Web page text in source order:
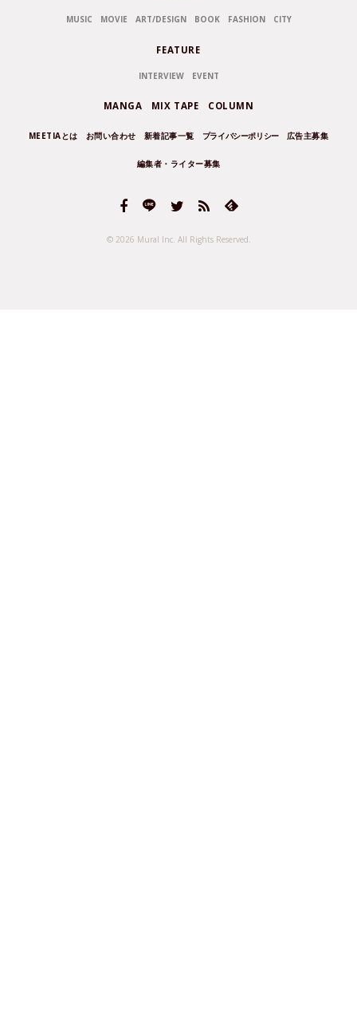
MUSIC MOVIE ART/DESIGN BOOK FASHION CITY
FEATURE
INTERVIEW EVENT
MANGA MIX TAPE COLUMN
MEETIAとは お問い合わせ 新着記事一覧 プライバシーポリシー 広告主募集
編集者・ライター募集
© 2026 Mural Inc. All Rights Reserved.